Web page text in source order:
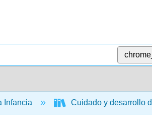
Infancia Cuidado y desarrollo